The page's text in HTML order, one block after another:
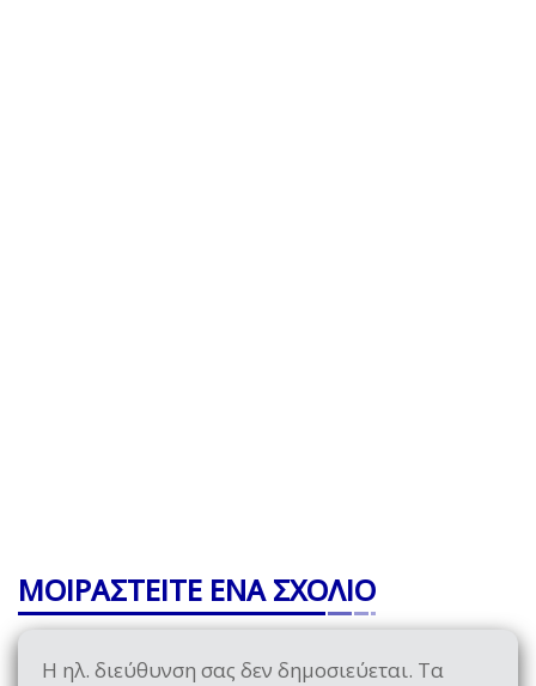
ΜΟΙΡΑΣΤΕΙΤΕ ΕΝΑ ΣΧΟΛΙΟ
Η ηλ. διεύθυνση σας δεν δημοσιεύεται. Τα